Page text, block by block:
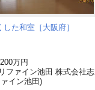
た和室［大阪府］
万円
ファイン池田 株式会社志
イン池田)